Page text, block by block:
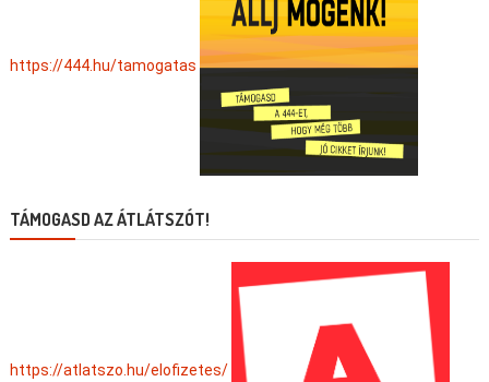
https://444.hu/tamogatas
TÁMOGASD AZ ÁTLÁTSZÓT!
https://atlatszo.hu/elofizetes/